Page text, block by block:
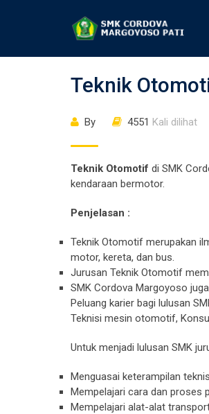
Teknik
By 4551 Kali dilihat
Teknik Otomotif di SMK
kendaraan bermotor.
Penjelasan :
Teknik Otomotif merupakan
motor, kereta, dan bus.
Jurusan Teknik Otomotif
SMK Cordova Margoyoso
Peluang karier bagi lulusan
Teknisi mesin otomotif,
Untuk menjadi lulusan SMK
Menguasai keterampilan teknis
Mempelajari cara dan proses
Mempelajari alat-alat